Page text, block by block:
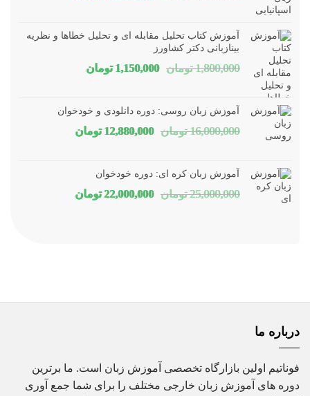
بود.
است.
آموزش کتاب تحلیل مقابله ای و تحلیل خطاها و نظریه
بینازبانی دکتر کشاورز
1,800,000 تومان قیمت
بود.
1,150,000 تومانقیمت
است.
آموزش زبان روسی: دوره دانلودی و خودخوان
16,000,000 تومان قیمت
بود.
12,880,000 تومانقیمت
آموزش زبان کره ای: دوره خودخوان
25,000,000 تومان قیمت
22,000,000 تومانقیمت
درباره ما
فوناتیم اولین بازارگاه تخصصی آموزش زبان است. ما برترین
دوره های آموزش زبان خارجی مختلف را برای شما جمع آوری